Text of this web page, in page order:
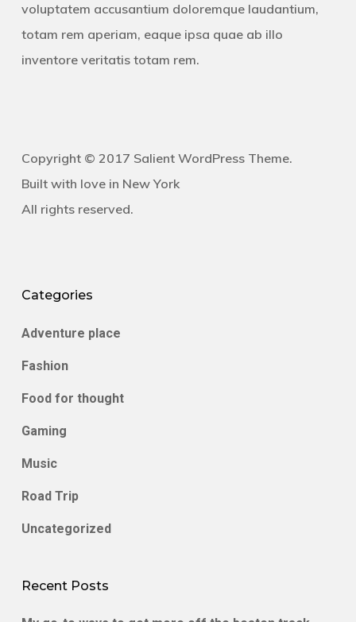
voluptatem accusantium doloremque laudantium,
totam rem aperiam, eaque ipsa quae ab illo
inventore veritatis totam rem.
Copyright © 2017 Salient WordPress Theme.
Built with love in New York
All rights reserved.
Categories
Adventure place
Fashion
Food for thought
Gaming
Music
Road Trip
Uncategorized
Recent Posts